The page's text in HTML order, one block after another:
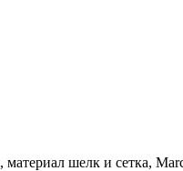
шелк и сетка,